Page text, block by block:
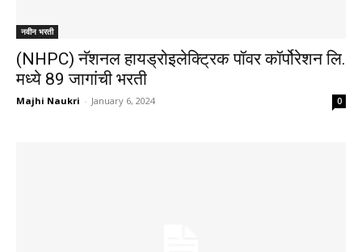
नवीन भरती
(NHPC) नॅशनल हायड्रोइलेक्ट्रिक पॉवर कॉर्पोरेशन लि.
मध्ये 89 जागांची भरती
Majhi Naukri - January 6, 2024 0